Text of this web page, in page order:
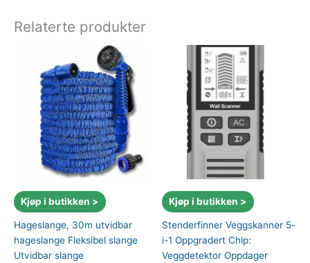
Relaterte produkter
Kjøp i butikken >
Hageslange, 30m utvidbar
hageslange Fleksibel slange
Utvidbar slange
Kjøp i butikken >
Stenderfinner Veggskanner 5-
i-1 Oppgradert Chip:
Veggdetektor Oppdager